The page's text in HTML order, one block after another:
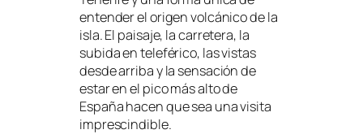
entender el origen volcánico de la
isla. El paisaje, la carretera, la
subida en teleférico, las vistas
desde arriba y la sensación de
estar en el pico más alto de
España hacen que sea una visita
imprescindible.